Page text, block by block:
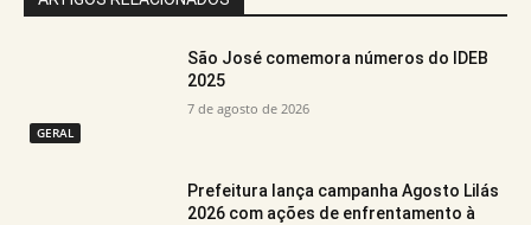
GERAL
São José comemora números do IDEB
2025
7 de agosto de 2026
Prefeitura lança campanha Agosto Lilás
2026 com ações de enfrentamento à